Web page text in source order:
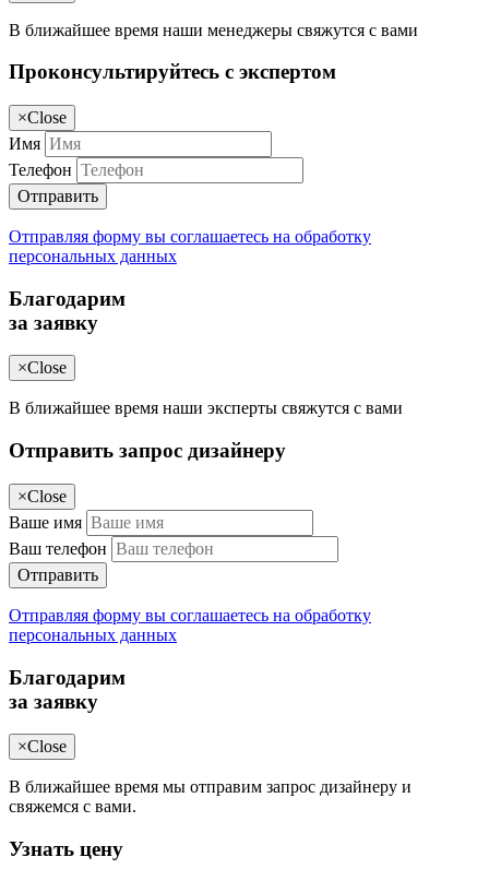
В ближайшее время наши менеджеры свяжутся с вами
Проконсультируйтесь с экспертом
×Close
Имя
Телефон
Отправить
Отправляя форму вы соглашаетесь на обработку
персональных данных
Благодарим
за заявку
×Close
В ближайшее время наши эксперты свяжутся с вами
Отправить запрос дизайнеру
×Close
Ваше имя
Ваш телефон
Отправить
Отправляя форму вы соглашаетесь на обработку
персональных данных
Благодарим
за заявку
×Close
В ближайшее время мы отправим запрос дизайнеру и
свяжемся с вами.
Узнать цену